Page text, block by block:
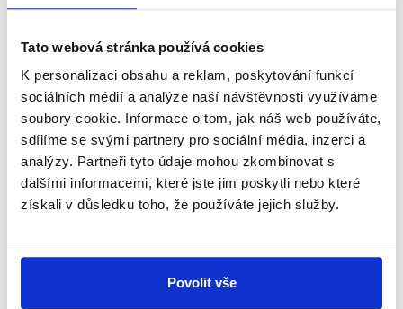
Tato webová stránka používá cookies
K personalizaci obsahu a reklam, poskytování funkcí
sociálních médií a analýze naší návštěvnosti využíváme
soubory cookie. Informace o tom, jak náš web používáte,
sdílíme se svými partnery pro sociální média, inzerci a
analýzy. Partneři tyto údaje mohou zkombinovat s
dalšími informacemi, které jste jim poskytli nebo které
získali v důsledku toho, že používáte jejich služby.
Povolit vše
Sociální sítě
Nenechte si ujít nejnovější události
z Demagog.cz. Sdílením našich
příspěvků přátelům podpoříte naši
práci.